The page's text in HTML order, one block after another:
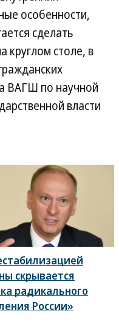
особенности,
сделать
круглом столе, в
ВАГШ по научной
власти
скрывается
радикального
России»